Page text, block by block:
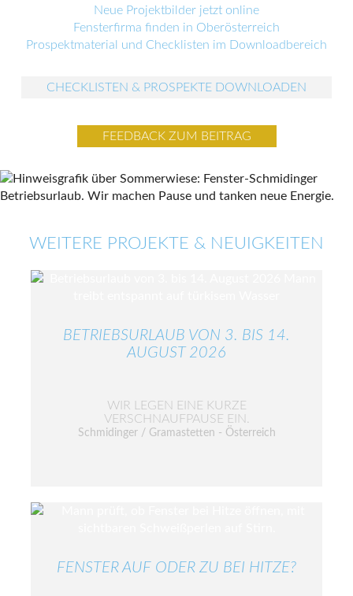
Neue Projektbilder jetzt online
Fensterfirma finden in Oberösterreich
Prospektmaterial und Checklisten im Downloadbereich
CHECKLISTEN & PROSPEKTE DOWNLOADEN
FEEDBACK ZUM BEITRAG
WEITERE PROJEKTE & NEUIGKEITEN
BETRIEBSURLAUB VON 3. BIS 14.
AUGUST 2026
WIR LEGEN EINE KURZE
VERSCHNAUFPAUSE EIN.
Schmidinger / Gramastetten - Österreich
FENSTER AUF ODER ZU BEI HITZE?